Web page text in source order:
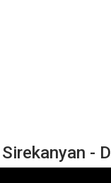
-